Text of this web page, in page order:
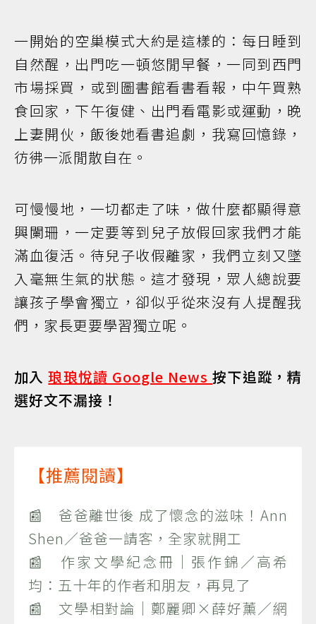
一開始的空巢模式大約是這樣的：每日睡到
自然醒，出門吃一頓悠閒早餐，一同到西門
市場採買，或到圖書館看書看報，中午買熟
食回家，下午復健、出門看電影或運動，晚
上妻開伙，飯後她看書追劇，我寫回憶錄，
彷彿一派閒散自在。
可慢慢地，一切都走了味，做什麼都顯得意
興闌珊，一定要等到兒子放假回家我們才能
滿血復活。待兒子收假離家，我們立刻又墜
入毫無生氣的狀態。這才發現，眾人總說要
讓孩子學會獨立，卻似乎從來沒有人提醒我
們，家長更要學習獨立呢。
加入琅琅悅讀 Google News按下追蹤，精
選好文不漏接！
【推薦閱讀】
📰 爸爸離世後 成了懷念的滋味！Ann
Shen／爸爸一請客，全家就開工
📰 作家文學紀念冊｜張作錦／高希
均：五十年的作者和朋友，再見了
📰 文學相對論｜鄭麗卿×薛好薰／網